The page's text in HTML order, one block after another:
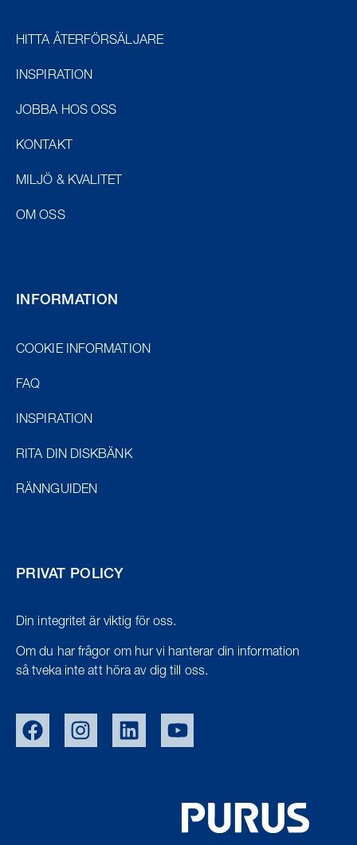
HITTA ÅTERFÖRSÄLJARE
INSPIRATION
JOBBA HOS OSS
KONTAKT
MILJÖ & KVALITET
OM OSS
INFORMATION
COOKIE INFORMATION
FAQ
INSPIRATION
RITA DIN DISKBÄNK
RÄNNGUIDEN
PRIVAT POLICY
Din integritet är viktig för oss.
Om du har frågor om hur vi hanterar din information
så tveka inte att höra av dig till oss.